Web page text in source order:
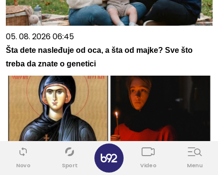
05. 08. 2026 06:45
Šta dete nasleđuje od oca, a šta od majke? Sve što
treba da znate o genetici
Novo Sport Video Menu
✕